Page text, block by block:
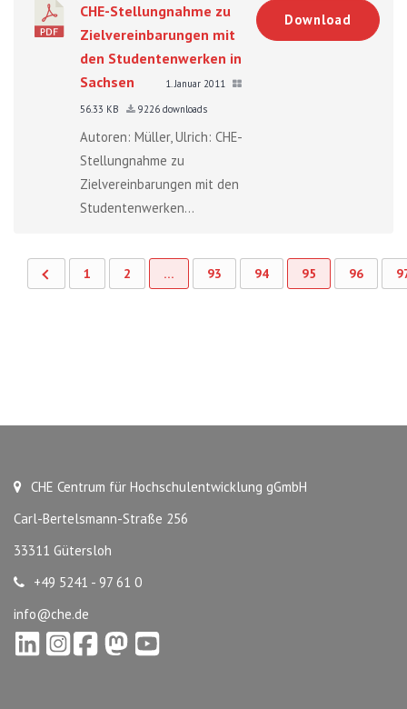
CHE-Stellungnahme zu
Zielvereinbarungen mit
den Studentenwerken in
Sachsen
1. Januar 2011
56.33 KB
9226 downloads
Autoren: Müller, Ulrich: CHE-
Stellungnahme zu
Zielvereinbarungen mit den
Studentenwerken...
Download
1 2 … 93 94 95 96
CHE Centrum für Hochschulentwicklung gGmbH
Carl-Bertelsmann-Straße 256
33311 Gütersloh
+49 5241 - 97 61 0
info@che.de